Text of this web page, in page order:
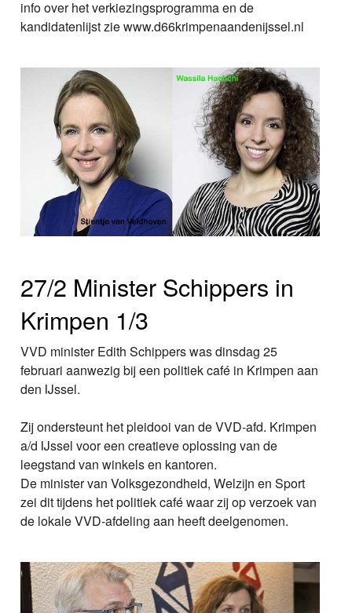
info over het verkiezingsprogramma en de
kandidatenlijst zie www.d66krimpenaandenijssel.nl
27/2 Minister Schippers in
Krimpen 1/3
VVD minister Edith Schippers was dinsdag 25
februari aanwezig bij een politiek café in Krimpen aan
den IJssel.
Zij ondersteunt het pleidooi van de VVD-afd. Krimpen
a/d IJssel voor een creatieve oplossing van de
leegstand van winkels en kantoren.
De minister van Volksgezondheid, Welzijn en Sport
zei dit tijdens het politiek café waar zij op verzoek van
de lokale VVD-afdeling aan heeft deelgenomen.